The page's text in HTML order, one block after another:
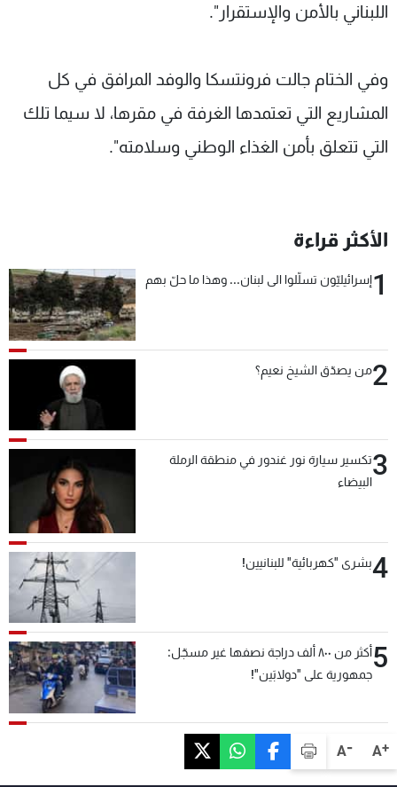
A+
A-
اللبناني بالأمن والإستقرار".
وفي الختام جالت فرونتسكا والوفد المرافق في كل
المشاريع التي تعتمدها الغرفة في مقرها، لا سيما تلك
التي تتعلق بأمن الغذاء الوطني وسلامته".
الأكثر قراءة
1إسرائيليّون تسلّلوا الى لبنان... وهذا ما حلّ بهم
2من يصدّق الشيخ نعيم؟
3تكسير سيارة نور غندور في منطقة الرملة
البيضاء
4بشرى "كهربائية" للبنانيين!
5
أكثر من ٨٠٠ ألف دراجة نصفها غير مسجّل:
جمهورية على "دولابَين"!